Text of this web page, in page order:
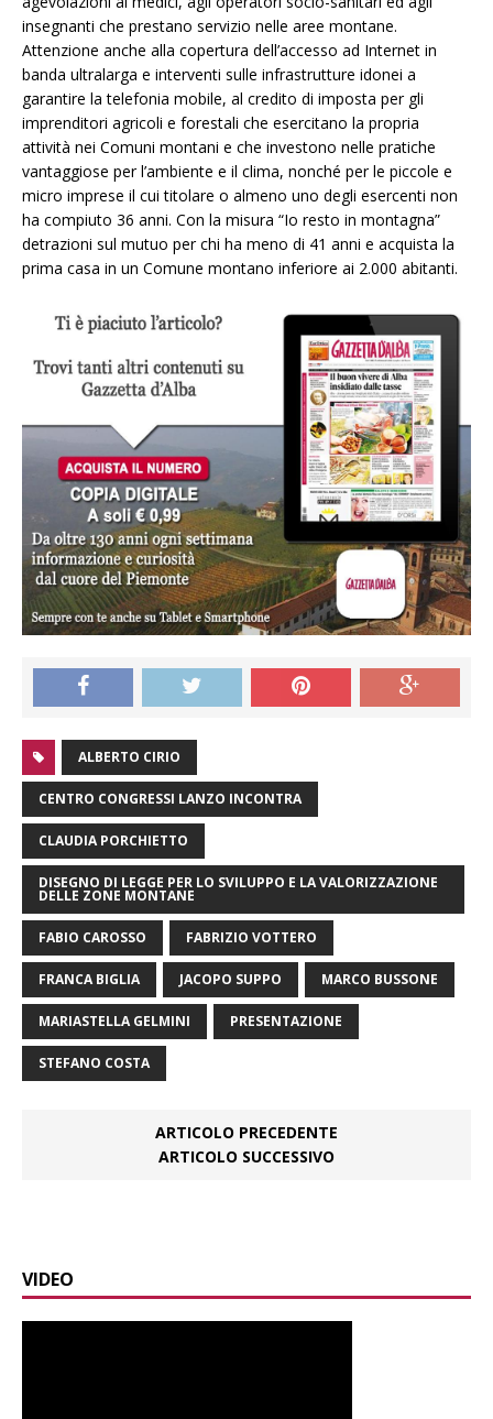
insegnanti che prestano servizio nelle aree montane.
Attenzione anche alla copertura dell’accesso ad Internet in
banda ultralarga e interventi sulle infrastrutture idonei a
garantire la telefonia mobile, al credito di imposta per gli
imprenditori agricoli e forestali che esercitano la propria
attività nei Comuni montani e che investono nelle pratiche
vantaggiose per l’ambiente e il clima, nonché per le piccole e
micro imprese il cui titolare o almeno uno degli esercenti non
ha compiuto 36 anni. Con la misura “Io resto in montagna”
detrazioni sul mutuo per chi ha meno di 41 anni e acquista la
prima casa in un Comune montano inferiore ai 2.000 abitanti.
ALBERTO CIRIO
CENTRO CONGRESSI LANZO INCONTRA
CLAUDIA PORCHIETTO
DISEGNO DI LEGGE PER LO SVILUPPO E LA VALORIZZAZIONE
DELLE ZONE MONTANE
FABIO CAROSSO FABRIZIO VOTTERO
FRANCA BIGLIA JACOPO SUPPO MARCO BUSSONE
MARIASTELLA GELMINI PRESENTAZIONE
STEFANO COSTA
ARTICOLO PRECEDENTE
ARTICOLO SUCCESSIVO
VIDEO